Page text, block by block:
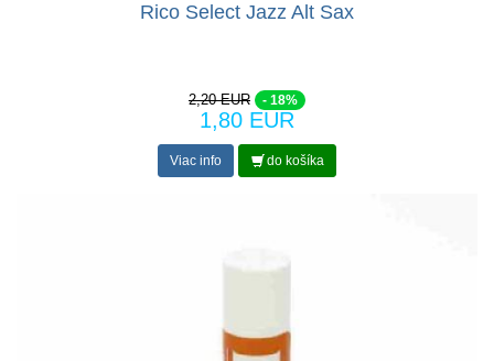
Rico Select Jazz Alt Sax
2,20 EUR - 18%
1,80 EUR
Viac info do košíka